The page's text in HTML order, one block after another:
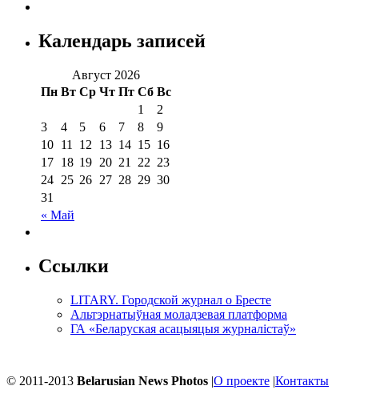
Календарь записей
Август 2026
Пн Вт Ср Чт Пт Сб Вс
« Май
1
2
3
4 5 6 7 8
9
10 11 12 13 14 15 16
17 18 19 20 21 22 23
24 25 26 27 28 29 30
31
Ссылки
LITARY. Городской журнал о Бресте
Альтэрнатыўная моладзевая платформа
ГА «Беларуская асацыяцыя журналістаў»
© 2011-2013 Belarusian News Photos |О проекте |Контакты